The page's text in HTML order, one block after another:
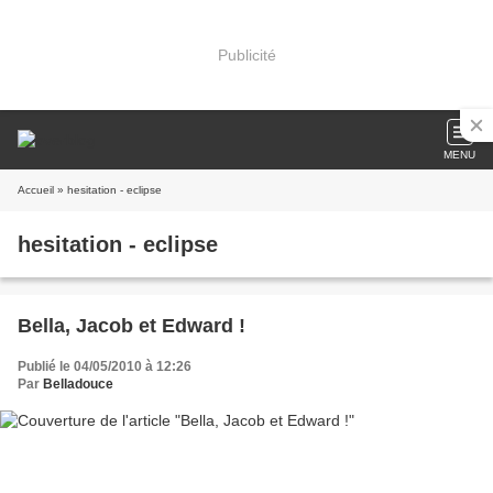
Publicité
MENU
Accueil » hesitation - eclipse
hesitation - eclipse
Bella, Jacob et Edward !
Publié le 04/05/2010 à 12:26
Par Belladouce